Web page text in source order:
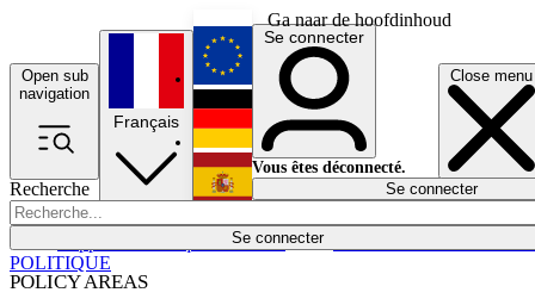
Ga naar de hoofdinhoud
Open sub
navigation
Close menu
Recherche
Se connecter
POLICY AREAS
Économie
Français
English
Deutsch
Español
Se connecter
Vous êtes déconnecté.
Se connecter
POLITIQUE